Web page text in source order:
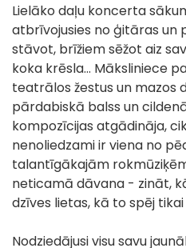
Lielāko daļu koncerta
atbrīvojusies no ģitāras un
stāvot, brīžiem sēžot aiz
koka krēsla... Māksliniece
teatrālos žestus un mazos
pārdabiskā balss un
kompozīcijas atgādināja,
nenoliedzami ir viena no
talantīgākajām
neticamā dāvana - zināt,
dzīves lietas, kā to spēj
Nodziedājusi visu savu